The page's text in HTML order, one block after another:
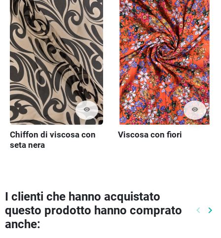
visibility
Chiffon di viscosa con
seta nera
visibility
Viscosa con fiori
I clienti che hanno acquistato
questo prodotto hanno comprato
anche:
keyboard_arrow_left keyboard_arrow_right